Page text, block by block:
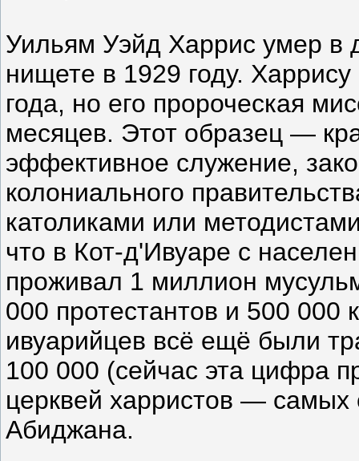
Уильям Уэйд Харрис умер в
нищете в 1929 году.
года, но его пророческая
месяцев. Этот образец —
эффективное служение,
колониального
католиками или
что в Кот-д'Ивуаре с
проживал 1 миллион
000 протестантов и 500 000
ивуарийцев всё ещё были
100 000 (сейчас эта цифра
церквей харристов —
Абиджана.